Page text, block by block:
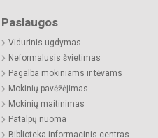
Paslaugos
Vidurinis ugdymas
Neformalusis švietimas
Pagalba mokiniams ir tėvams
Mokinių pavėžėjimas
Mokinių maitinimas
Patalpų nuoma
Biblioteka-informacinis centras